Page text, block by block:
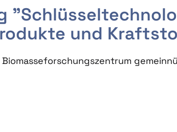
und
Biomasseforschungszentrum